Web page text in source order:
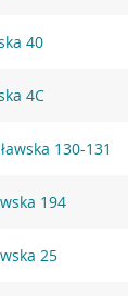
40
4C
130-131
194
25